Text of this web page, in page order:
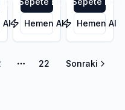
Al Hemen Al Hemen Al
Daha fazla sayfa
22 Sonraki